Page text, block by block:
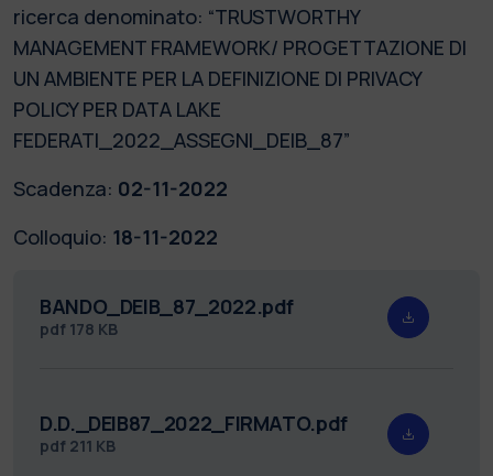
ricerca denominato: “TRUSTWORTHY
MANAGEMENT FRAMEWORK/ PROGETTAZIONE DI
UN AMBIENTE PER LA DEFINIZIONE DI PRIVACY
POLICY PER DATA LAKE
FEDERATI_2022_ASSEGNI_DEIB_87”
Scadenza: 02-11-2022
Colloquio: 18-11-2022
BANDO_DEIB_87_2022.pdf
pdf 178 KB
D.D._DEIB87_2022_FIRMATO.pdf
pdf 211 KB